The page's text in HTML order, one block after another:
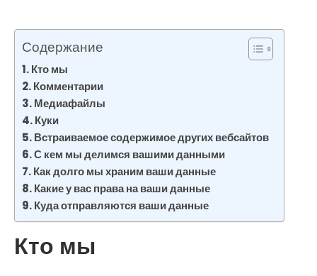
Содержание
Кто мы
Комментарии
Медиафайлы
Куки
Встраиваемое содержимое других вебсайтов
С кем мы делимся вашими данными
Как долго мы храним ваши данные
Какие у вас права на ваши данные
Куда отправляются ваши данные
Кто мы